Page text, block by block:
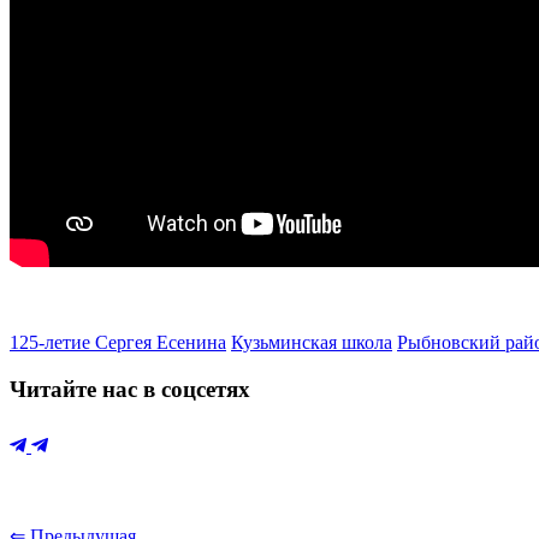
125-летие Сергея Есенина Кузьминская школа Рыбновский
Читайте нас в соцсетях